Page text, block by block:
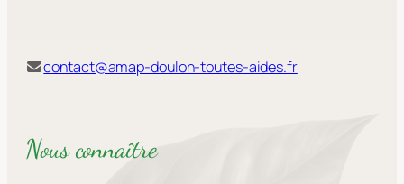
contact@amap-doulon-toutes-aides.fr
Nous connaître